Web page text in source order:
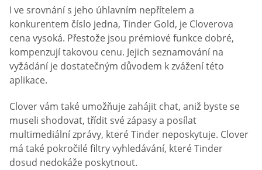
I ve srovnání s jeho úhlavním nepřítelem a
konkurentem číslo jedna, Tinder Gold, je Cloverova
cena vysoká. Přestože jsou prémiové funkce dobré,
kompenzují takovou cenu. Jejich seznamování na
vyžádání je dostatečným důvodem k zvážení této
aplikace.
Clover vám také umožňuje zahájit chat, aniž byste se
museli shodovat, třídit své zápasy a posílat
multimediální zprávy, které Tinder neposkytuje. Clover
má také pokročilé filtry vyhledávání, které Tinder
dosud nedokáže poskytnout.